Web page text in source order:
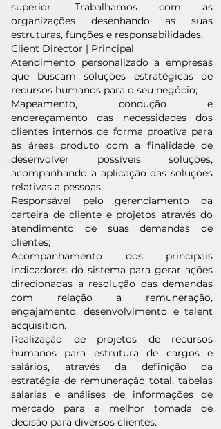
superior. Trabalhamos com as
organizações desenhando as suas
estruturas, funções e responsabilidades.
Client Director | Principal
Atendimento personalizado a empresas
que buscam soluções estratégicas de
recursos humanos para o seu negócio;
Mapeamento, condução e
endereçamento das necessidades dos
clientes internos de forma proativa para
as áreas produto com a finalidade de
desenvolver possíveis soluções,
acompanhando a aplicação das soluções
relativas a pessoas.
Responsável pelo gerenciamento da
carteira de cliente e projetos através do
atendimento de suas demandas de
clientes;
Acompanhamento dos principais
indicadores do sistema para gerar ações
direcionadas a resolução das demandas
com relação a remuneração,
engajamento, desenvolvimento e talent
acquisition.
Realização de projetos de recursos
humanos para estrutura de cargos e
salários, através da definição da
estratégia de remuneração total, tabelas
salarias e análises de informações de
mercado para a melhor tomada de
decisão para diversos clientes.